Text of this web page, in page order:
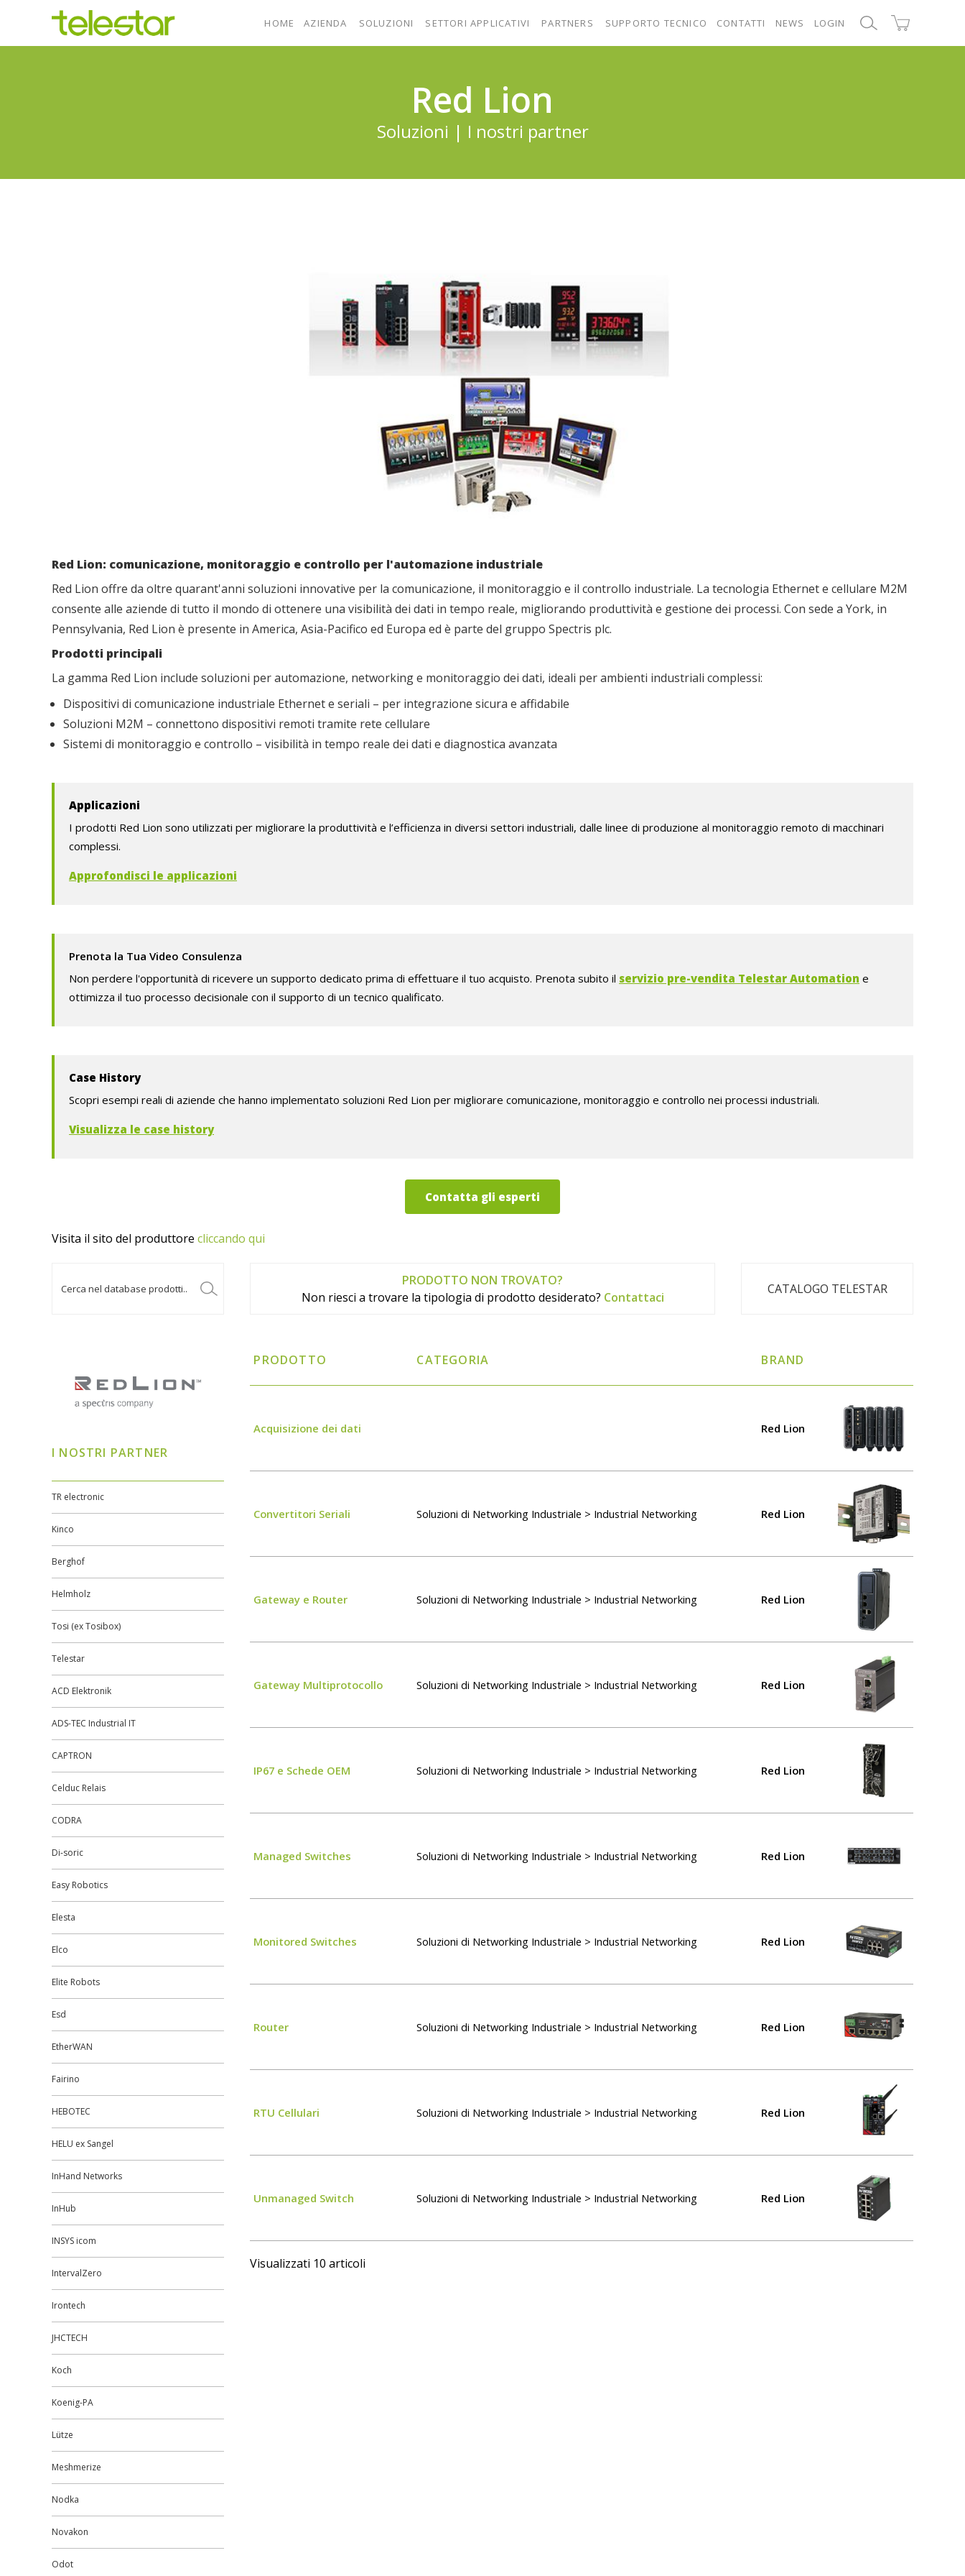
HOME AZIENDA SOLUZIONI SETTORI APPLICATIVI PARTNERS SUPPORTO TECNICO CONTATTI NEWS LOGIN
Red Lion
Soluzioni | I nostri partner
Red Lion: comunicazione, monitoraggio e controllo per l'automazione industriale
Red Lion offre da oltre quarant'anni soluzioni innovative per la comunicazione, il monitoraggio e il controllo industriale. La tecnologia Ethernet e cellulare M2M
consente alle aziende di tutto il mondo di ottenere una visibilità dei dati in tempo reale, migliorando produttività e gestione dei processi. Con sede a York, in
Pennsylvania, Red Lion è presente in America, Asia-Pacifico ed Europa ed è parte del gruppo Spectris plc.
Prodotti principali
La gamma Red Lion include soluzioni per automazione, networking e monitoraggio dei dati, ideali per ambienti industriali complessi:
Dispositivi di comunicazione industriale Ethernet e seriali – per integrazione sicura e affidabile
Soluzioni M2M – connettono dispositivi remoti tramite rete cellulare
Sistemi di monitoraggio e controllo – visibilità in tempo reale dei dati e diagnostica avanzata
Applicazioni
I prodotti Red Lion sono utilizzati per migliorare la produttività e l’efficienza in diversi settori industriali, dalle linee di produzione al monitoraggio remoto di macchinari
complessi.
Approfondisci le applicazioni
Prenota la Tua Video Consulenza
Non perdere l'opportunità di ricevere un supporto dedicato prima di effettuare il tuo acquisto. Prenota subito il servizio pre-vendita Telestar Automation e
ottimizza il tuo processo decisionale con il supporto di un tecnico qualificato.
Case History
Scopri esempi reali di aziende che hanno implementato soluzioni Red Lion per migliorare comunicazione, monitoraggio e controllo nei processi industriali.
Visualizza le case history
Contatta gli esperti
Visita il sito del produttore cliccando qui
PRODOTTO NON TROVATO?
Non riesci a trovare la tipologia di prodotto desiderato? Contattaci
CATALOGO TELESTAR
I NOSTRI PARTNER
TR electronic
Kinco
Berghof
Helmholz
Tosi (ex Tosibox)
Telestar
ACD Elektronik
ADS-TEC Industrial IT
CAPTRON
Celduc Relais
CODRA
Di-soric
Easy Robotics
Elesta
Elco
Elite Robots
Esd
EtherWAN
Fairino
HEBOTEC
HELU ex Sangel
InHand Networks
InHub
INSYS icom
IntervalZero
Irontech
JHCTECH
Koch
Koenig-PA
Lütze
Meshmerize
Nodka
Novakon
Odot
PRODOTTO CATEGORIA BRAND
Acquisizione dei dati Red Lion
Convertitori Seriali Soluzioni di Networking Industriale > Industrial Networking Red Lion
Gateway e Router Soluzioni di Networking Industriale > Industrial Networking Red Lion
Gateway Multiprotocollo Soluzioni di Networking Industriale > Industrial Networking Red Lion
IP67 e Schede OEM Soluzioni di Networking Industriale > Industrial Networking Red Lion
Managed Switches Soluzioni di Networking Industriale > Industrial Networking Red Lion
Monitored Switches Soluzioni di Networking Industriale > Industrial Networking Red Lion
Router Soluzioni di Networking Industriale > Industrial Networking Red Lion
RTU Cellulari Soluzioni di Networking Industriale > Industrial Networking Red Lion
Unmanaged Switch Soluzioni di Networking Industriale > Industrial Networking Red Lion
Visualizzati 10 articoli